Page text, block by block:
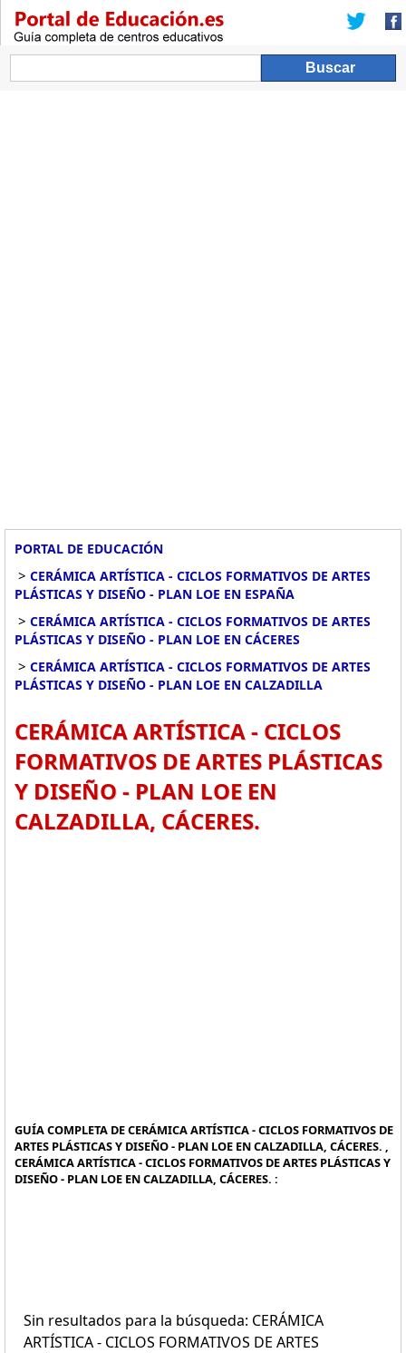
PORTAL DE EDUCACIÓN
> CERÁMICA ARTÍSTICA - CICLOS FORMATIVOS DE ARTES
PLÁSTICAS Y DISEÑO - PLAN LOE EN ESPAÑA
> CERÁMICA ARTÍSTICA - CICLOS FORMATIVOS DE ARTES
PLÁSTICAS Y DISEÑO - PLAN LOE EN CÁCERES
> CERÁMICA ARTÍSTICA - CICLOS FORMATIVOS DE ARTES
PLÁSTICAS Y DISEÑO - PLAN LOE EN CALZADILLA
CERÁMICA ARTÍSTICA - CICLOS
FORMATIVOS DE ARTES PLÁSTICAS
Y DISEÑO - PLAN LOE EN
CALZADILLA, CÁCERES.
GUÍA COMPLETA DE CERÁMICA ARTÍSTICA - CICLOS FORMATIVOS DE
ARTES PLÁSTICAS Y DISEÑO - PLAN LOE EN CALZADILLA, CÁCERES. ,
CERÁMICA ARTÍSTICA - CICLOS FORMATIVOS DE ARTES PLÁSTICAS Y
DISEÑO - PLAN LOE EN CALZADILLA, CÁCERES. :
Sin resultados para la búsqueda: CERÁMICA
ARTÍSTICA - CICLOS FORMATIVOS DE ARTES